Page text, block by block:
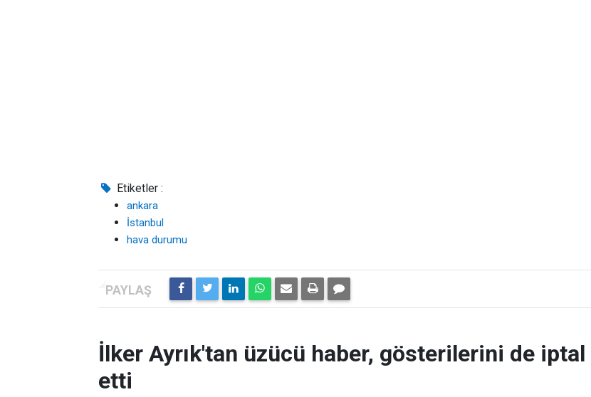
Etiketler :
ankara
İstanbul
hava durumu
İlker Ayrık'tan üzücü haber, gösterilerini de iptal
etti